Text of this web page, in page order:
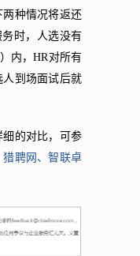
两种情况将返还
时，人选没有
内，HR对所有
到场面试后就
的对比，可参
猎聘网、智联卓